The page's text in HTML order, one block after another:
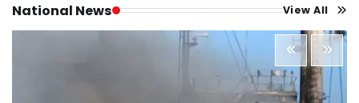
National News View All